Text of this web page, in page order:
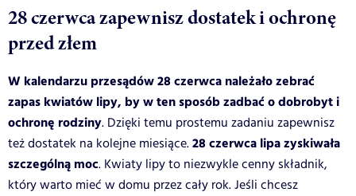
28 czerwca zapewnisz dostatek i ochronę
przed złem
W kalendarzu przesądów 28 czerwca należało zebrać
zapas kwiatów lipy, by w ten sposób zadbać o dobrobyt i
ochronę rodziny. Dzięki temu prostemu zadaniu zapewnisz
też dostatek na kolejne miesiące.28 czerwca lipa zyskiwała
szczególną moc. Kwiaty lipy to niezwykle cenny składnik,
który warto mieć w domu przez cały rok. Jeśli chcesz